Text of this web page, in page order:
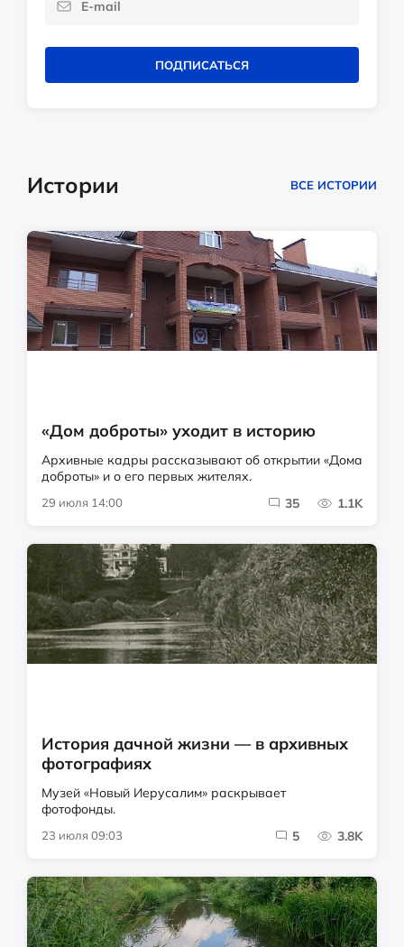
ПОДПИСАТЬСЯ
Истории ВСЕ ИСТОРИИ
«Дом доброты» уходит в историю
Архивные кадры рассказывают об открытии «Дома
доброты» и о его первых жителях.
29 июля 14:00 35 1.1K
История дачной жизни — в архивных
фотографиях
Музей «Новый Иерусалим» раскрывает
фотофонды.
23 июля 09:03 5 3.8K